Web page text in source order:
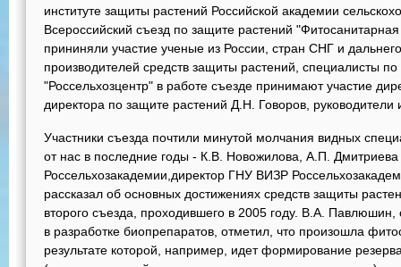
институте защиты растений Российской академии
Всероссийский съезд по защите растений
прининяли участие ученые из России, стран СНГ и
производителей средств защиты растений, специалисты
"Россельхозцентр" в работе съезде принимают участие
директора по защите растений Д.Н. Говоров,
Участники съезда почтили минутой молчания видных
от нас в последние годы - К.В. Новожилова, А.П.
Россельхозакадемии,директор ГНУ ВИЗР
рассказал об основных достижениях средств защиты
второго съезда, проходившего в 2005 году. В.А.
в разработке биопрепаратов, отметил, что произошла
результате которой, например, идет формирование